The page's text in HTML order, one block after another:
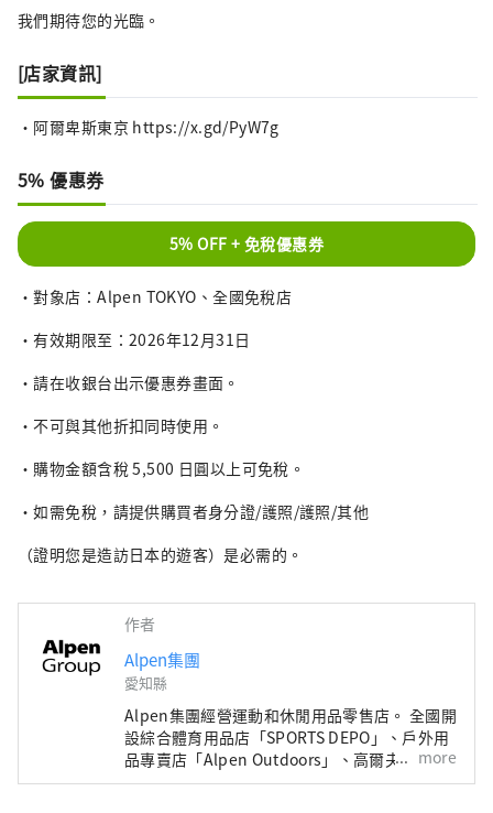
我們期待您的光臨。
[店家資訊]
・阿爾卑斯東京 https://x.gd/PyW7g
5% 優惠券
5% OFF + 免稅優惠券
・對象店：Alpen TOKYO、全國免稅店
・有效期限至：2026年12月31日
・請在收銀台出示優惠券畫面。
・不可與其他折扣同時使用。
・購物金額含稅 5,500 日圓以上可免稅。
・如需免稅，請提供購買者身分證/護照/護照/其他
（證明您是造訪日本的遊客）是必需的。
作者
Alpen集團
愛知縣
Alpen集團經營運動和休閒用品零售店。 全國開
設綜合體育用品店「SPORTS DEPO」、戶外用
品專賣店「Alpen Outdoors」、高爾夫專賣店
「GOLF5」，銷售知名運動品牌的體育用品以
more